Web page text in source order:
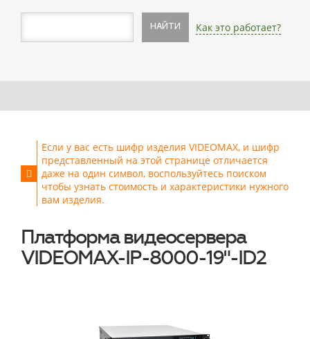
НАЙТИ Как это работает?
Если у вас есть шифр изделия VIDEOMAX, и шифр
представленный на этой странице отличается
даже на один символ, воспользуйтесь поиском
чтобы узнать стоимость и характеристики нужного
вам изделия.
Платформа видеосервера
VIDEOMAX-IP-8000-19"-ID2